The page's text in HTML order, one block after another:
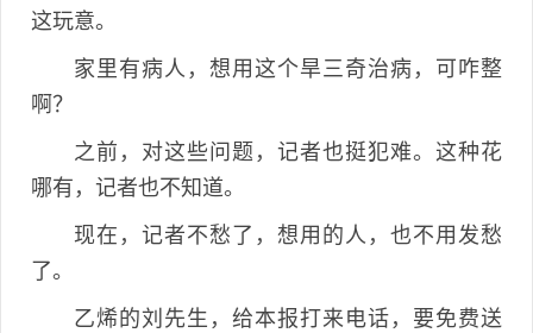
这玩意。
家里有病人，想用这个旱三奇治病，可咋整
啊？
之前，对这些问题，记者也挺犯难。这种花
哪有，记者也不知道。
现在，记者不愁了，想用的人，也不用发愁
了。
乙烯的刘先生，给本报打来电话，要免费送